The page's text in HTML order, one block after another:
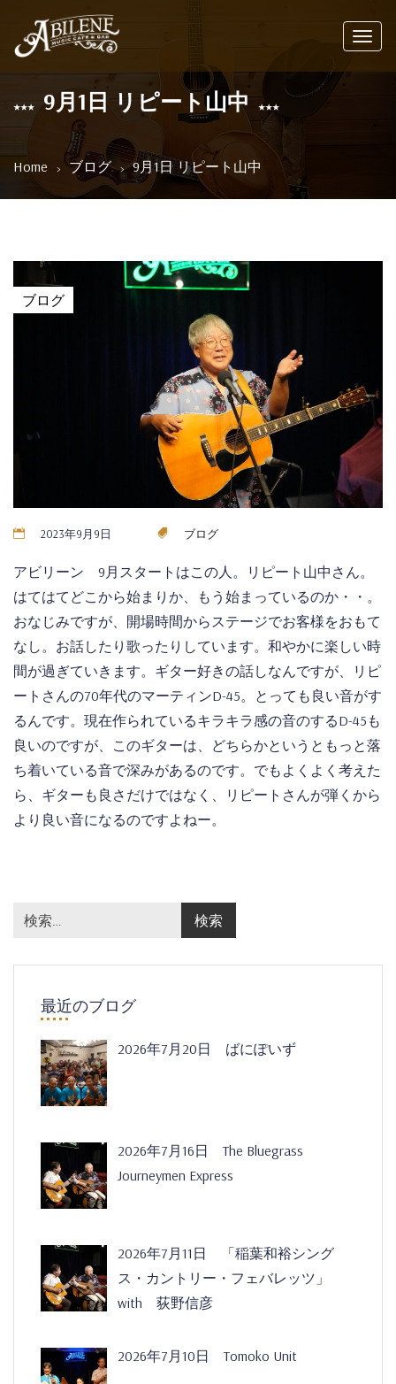
9月1日 リピート山中
Home ブログ 9月1日 リピート山中
ブログ
2023年9月9日 ブログ
アビリーン 9月スタートはこの人。リピート山中さん。
はてはてどこから始まりか、もう始まっているのか・・。
おなじみですが、開場時間からステージでお客様をおもて
なし。お話したり歌ったりしています。和やかに楽しい時
間が過ぎていきます。ギター好きの話しなんですが、リピ
ートさんの70年代のマーティンD-45。とっても良い音がす
るんです。現在作られているキラキラ感の音のするD-45も
良いのですが、このギターは、どちらかというともっと落
ち着いている音で深みがあるのです。でもよくよく考えた
ら、ギターも良さだけではなく、リピートさんが弾くから
より良い音になるのですよねー。
最近のブログ
2026年7月20日 ばにぽいず
2026年7月16日 The Bluegrass
Journeymen Express
2026年7月11日 「稲葉和裕シング
ス・カントリー・フェバレッツ」
with 荻野信彦
2026年7月10日 Tomoko Unit